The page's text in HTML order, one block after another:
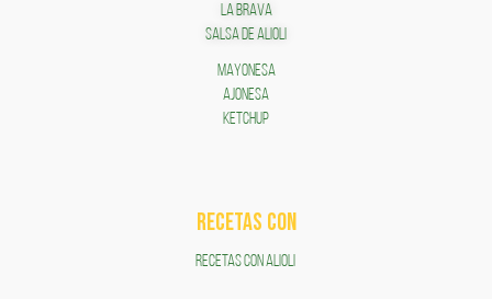
LA BRAVA
SALSA DE ALIOLI
MAYONESA
AJONESA
KETCHUP
RECETAS COn
RECETAS CON ALIOLI